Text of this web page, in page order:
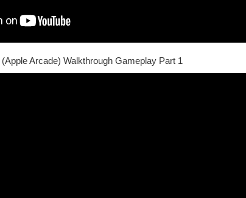
Arcade) Walkthrough Gameplay Part 1